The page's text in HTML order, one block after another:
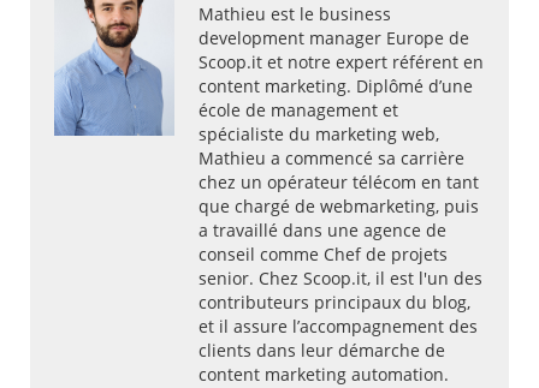
Mathieu est le business
development manager Europe de
Scoop.it et notre expert référent en
content marketing. Diplômé d’une
école de management et
spécialiste du marketing web,
Mathieu a commencé sa carrière
chez un opérateur télécom en tant
que chargé de webmarketing, puis
a travaillé dans une agence de
conseil comme Chef de projets
senior. Chez Scoop.it, il est l'un des
contributeurs principaux du blog,
et il assure l’accompagnement des
clients dans leur démarche de
content marketing automation.